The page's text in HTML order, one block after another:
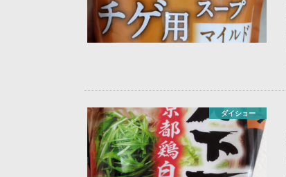
ダイショー